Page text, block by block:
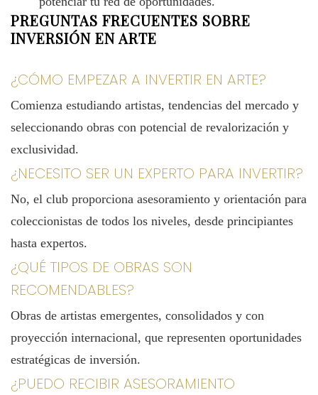
PREGUNTAS FRECUENTES SOBRE
INVERSIÓN EN ARTE
¿CÓMO EMPEZAR A INVERTIR EN ARTE?
Comienza estudiando artistas, tendencias del mercado y
seleccionando obras con potencial de revalorización y
exclusividad.
¿NECESITO SER UN EXPERTO PARA INVERTIR?
No, el club proporciona asesoramiento y orientación para
coleccionistas de todos los niveles, desde principiantes
hasta expertos.
¿QUÉ TIPOS DE OBRAS SON
RECOMENDABLES?
Obras de artistas emergentes, consolidados y con
proyección internacional, que representen oportunidades
estratégicas de inversión.
¿PUEDO RECIBIR ASESORAMIENTO